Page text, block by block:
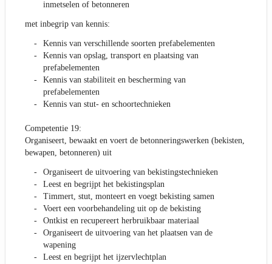
inmetselen of betonneren
met inbegrip van kennis:
Kennis van verschillende soorten prefabelementen
Kennis van opslag, transport en plaatsing van
prefabelementen
Kennis van stabiliteit en bescherming van
prefabelementen
Kennis van stut- en schoortechnieken
Competentie 19:
Organiseert, bewaakt en voert de betonneringswerken (bekisten,
bewapen, betonneren) uit
Organiseert de uitvoering van bekistingstechnieken
Leest en begrijpt het bekistingsplan
Timmert, stut, monteert en voegt bekisting samen
Voert een voorbehandeling uit op de bekisting
Ontkist en recupereert herbruikbaar materiaal
Organiseert de uitvoering van het plaatsen van de
wapening
Leest en begrijpt het ijzervlechtplan